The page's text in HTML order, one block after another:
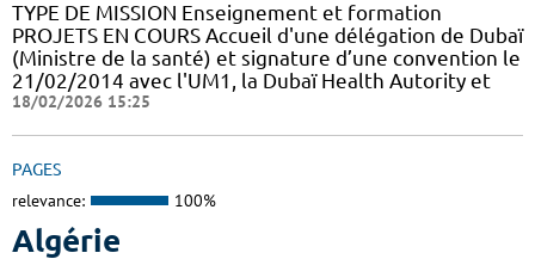
TYPE DE MISSION Enseignement et formation
PROJETS EN COURS Accueil d'une délégation de Dubaï
(Ministre de la santé) et signature d’une convention le
21/02/2014 avec l'UM1, la Dubaï Health Autority et
18/02/2026 15:25
PAGES
relevance: 100%
Algérie